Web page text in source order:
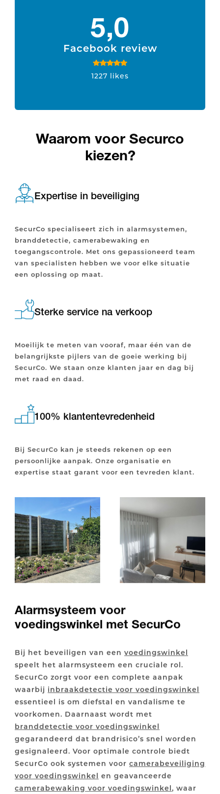
5,0
Facebook review
1227 likes
Waarom voor Securco
kiezen?
Expertise in beveiliging
SecurCo specialiseert zich in alarmsystemen,
branddetectie, camerabewaking en
toegangscontrole. Met ons gepassioneerd team
van specialisten hebben we voor elke situatie
een oplossing op maat.
Sterke service na verkoop
Moeilijk te meten van vooraf, maar één van de
belangrijkste pijlers van de goeie werking bij
SecurCo. We staan onze klanten jaar en dag bij
met raad en daad.
100% klantentevredenheid
Bij SecurCo kan je steeds rekenen op een
persoonlijke aanpak. Onze organisatie en
expertise staat garant voor een tevreden klant.
Alarmsysteem voor
voedingswinkel met SecurCo
Bij het beveiligen van een voedingswinkel
speelt het alarmsysteem een cruciale rol.
SecurCo zorgt voor een complete aanpak
waarbij inbraakdetectie voor voedingswinkel
essentieel is om diefstal en vandalisme te
voorkomen. Daarnaast wordt met
branddetectie voor voedingswinkel
gegarandeerd dat brandrisico’s snel worden
gesignaleerd. Voor optimale controle biedt
SecurCo ook systemen voor camerabeveiliging
voor voedingswinkel en geavanceerde
camerabewaking voor voedingswinkel, waar